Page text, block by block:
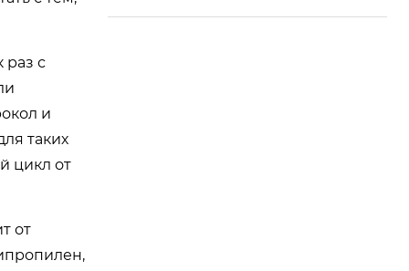
раз с
и
таких
цикл от
от